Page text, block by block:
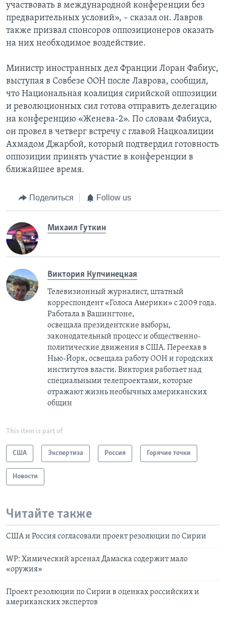
участвовать в международной конференции без
предварительных условий», – сказал он. Лавров
также призвал спонсоров оппозиционеров оказать
на них необходимое воздействие.
Министр иностранных дел Франции Лоран Фабиус,
выступая в Совбезе ООН после Лаврова, сообщил,
что Национальная коалиция сирийской оппозиции
и революционных сил готова отправить делегацию
на конференцию «Женева-2». По словам Фабиуса,
он провел в четверг встречу с главой Нацкоалиции
Ахмадом Джарбой, который подтвердил готовность
оппозиции принять участие в конференции в
ближайшее время.
Поделиться Follow us
Михаил Гуткин
Виктория Купчинецкая
Телевизионный журналист, штатный
корреспондент «Голоса Америки» с 2009 года.
Работала в Вашингтоне,
освещала президентские выборы,
законодательный процесс и общественно-
политические движения в США. Переехав в
Нью-Йорк, освещала работу ООН и городских
институтов власти. Виктория работает над
специальными телепроектами, которые
отражают жизнь необычных американских
общин
This item is part of
США Экспертиза Россия Горячие точки
Новости
Читайте также
США и Россия согласовали проект резолюции по Сирии
WP: Химический арсенал Дамаска содержит мало
«оружия»
Проект резолюции по Сирии в оценках российских и
американских экспертов